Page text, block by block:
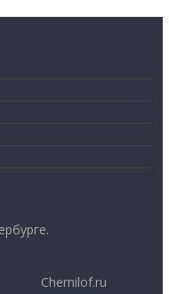
Chernilof.ru